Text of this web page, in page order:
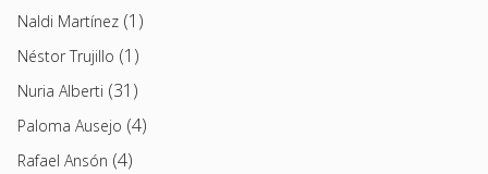
Naldi Martínez (1)
Néstor Trujillo (1)
Nuria Alberti (31)
Paloma Ausejo (4)
Rafael Ansón (4)